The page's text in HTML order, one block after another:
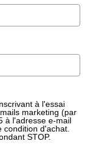
∞
LIENS VERS LES
2,5 / 5 JOURS
à l'essai
marketing (par
à l'adresse e-mail
d'achat.
STOP.